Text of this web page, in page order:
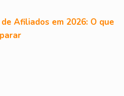
Afiliados em 2026: O que